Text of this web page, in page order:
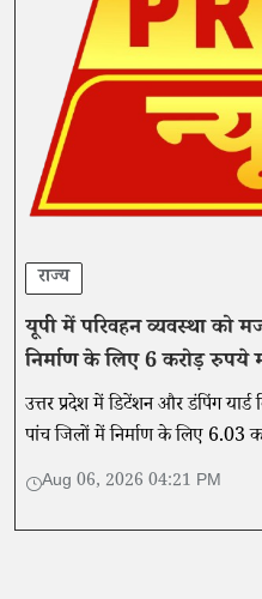
राज्य
यूपी में परिवहन व्यवस्था को
निर्माण के लिए 6 करोड़ रुपये
उत्तर प्रदेश में डिटेंशन और डंपिंग
पांच जिलों में निर्माण के लिए
परिवहन विभाग की प्रवर्तन व्यवस्था
Aug 06, 2026 04:21 PM